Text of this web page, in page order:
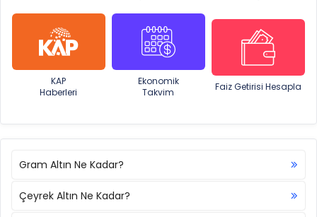
KAP
Haberleri
Ekonomik
Takvim
Faiz Getirisi Hesapla
Gram Altın Ne Kadar?
Çeyrek Altın Ne Kadar?